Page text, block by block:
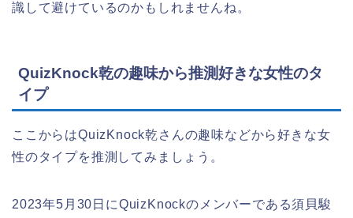
識して避けているのかもしれませんね。
QuizKnock乾の趣味から推測好きな女性のタ
イプ
ここからはQuizKnock乾さんの趣味などから好きな女
性のタイプを推測してみましょう。
2023年5月30日にQuizKnockのメンバーである須貝駿